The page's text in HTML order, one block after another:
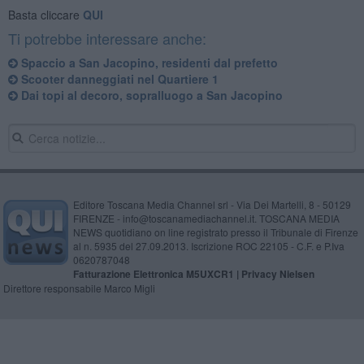
Basta cliccare QUI
Ti potrebbe interessare anche:
Spaccio a San Jacopino, residenti dal prefetto
Scooter danneggiati nel Quartiere 1
Dai topi al decoro, sopralluogo a San Jacopino
Editore Toscana Media Channel srl - Via Dei Martelli, 8 - 50129
FIRENZE - info@toscanamediachannel.it. TOSCANA MEDIA
NEWS quotidiano on line registrato presso il Tribunale di Firenze
al n. 5935 del 27.09.2013. Iscrizione ROC 22105 - C.F. e P.Iva
0620787048
Fatturazione Elettronica M5UXCR1 | Privacy Nielsen
Direttore responsabile Marco Migli